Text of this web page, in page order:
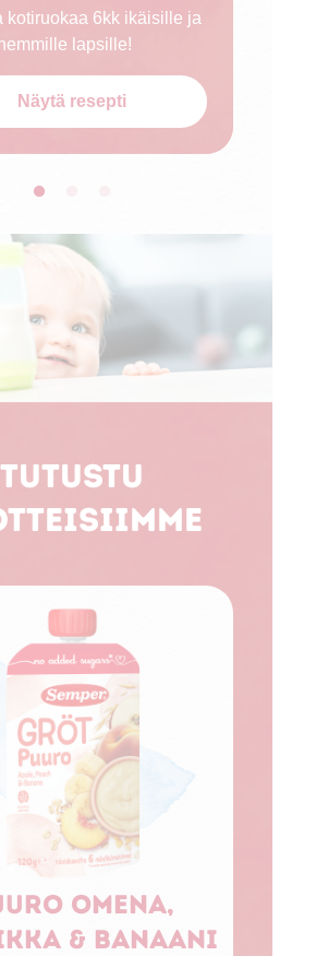
kotiruokaa 6kk ikäisille ja
lapsille!
Näytä resepti
Tutustu
omena,
& banaani